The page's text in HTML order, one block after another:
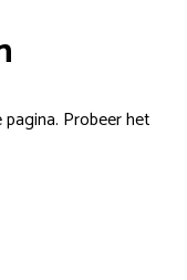
Probeer het